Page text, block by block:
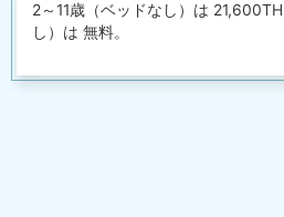
2～11歳（ベッドなし）は
し）は 無料。